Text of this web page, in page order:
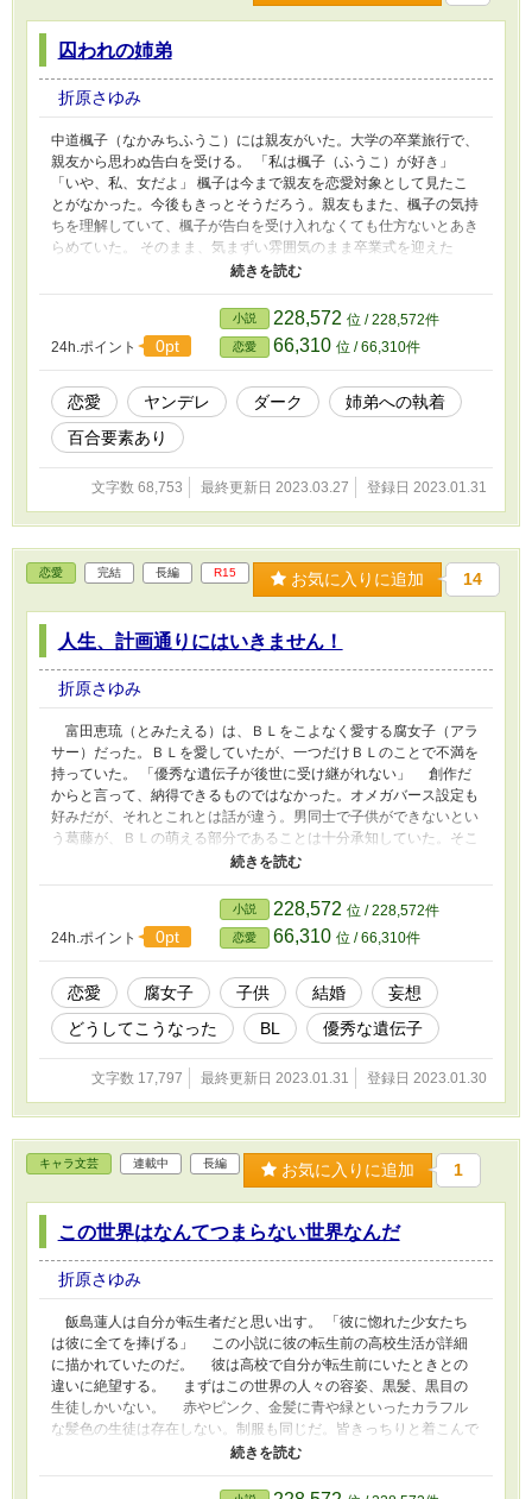
囚われの姉弟
折原さゆみ
中道楓子（なかみちふうこ）には親友がいた。大学の卒業旅行で、
親友から思わぬ告白を受ける。 「私は楓子（ふうこ）が好き」
「いや、私、女だよ」 楓子は今まで親友を恋愛対象として見たこ
とがなかった。今後もきっとそうだろう。親友もまた、楓子の気持
ちを理解していて、楓子が告白を受け入れなくても仕方ないとあき
らめていた。 そのまま、気まずい雰囲気のまま卒業式を迎えた
が、事態は一変する。 「姉ちゃん、俺ついに彼女出来た！」 弟の
紅葉（もみじ）に彼女が出来た。相手は楓子の親友だった。 楓子
たち姉弟は親友の乗附美耶（のつけみや）に翻弄されていく。
24h.ポイント 0pt
小説 228,572 位 / 228,572件
恋愛 66,310 位 / 66,310件
恋愛 ヤンデレ ダーク
姉弟への執着
百合要素あり
文字数 68,753 最終更新日 2023.03.27 登録日 2023.01.31
恋愛 完結 長編 R15 お気に入りに追加 14
人生、計画通りにはいきません！
折原さゆみ
富田恵琉（とみたえる）は、ＢＬをこよなく愛する腐女子（アラ
サー）だった。ＢＬを愛していたが、一つだけＢＬのことで不満を
持っていた。 「優秀な遺伝子が後世に受け継がれない」 創作だ
からと言って、納得できるものではなかった。オメガバース設定も
好みだが、それとこれとは話が違う。男同士で子供ができないとい
う葛藤が、ＢＬの萌える部分であることは十分承知していた。そこ
で恵琉は考えた。 「だったら、自分が何とかしてみようではない
か」 恵琉は現実と妄想を混同させてしまった。現実でもＢＬの
世界観を持って来ようとした。果たして、恵琉は自分の計画通りに
事を運ぶことができるのだろうか。
24h.ポイント
0pt
小説 228,572 位 / 228,572件
恋愛 66,310 位 / 66,310件
恋愛 腐女子 子供 結婚
妄想
どうしてこうなった
BL 優秀な遺伝子
文字数 17,797 最終更新日 2023.01.31 登録日 2023.01.30
キャラ文芸 連載中 長編 お気に入りに追加 1
この世界はなんてつまらない世界なんだ
折原さゆみ
飯島蓮人は自分が転生者だと思い出す。 「彼に惚れた少女たち
は彼に全てを捧げる」 この小説に彼の転生前の高校生活が詳細
に描かれていたのだ。 彼は高校で自分が転生前にいたときとの
違いに絶望する。 まずはこの世界の人々の容姿、黒髪、黒目の
生徒しかいない。 赤やピンク、金髪に青や緑といったカラフル
な髪色の生徒は存在しない。制服も同じだ。皆きっちりと着こんで
いる。 女子学生の身だしなみに絶望した。スカートの長さは
膝まであり、スカートの下にはご丁寧にもスパッツなるものを履い
ていてパンツなど見えはしない。 いったいどれだけ絶望すれば